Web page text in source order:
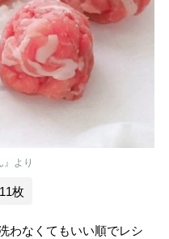
』より
枚
わなくてもいい順でレシ